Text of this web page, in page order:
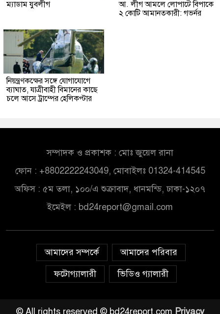
ম্যাডাম যুবলীগ
আ. লীগ আমলে লোপাটে বিপাকে
২ কোটি আমানতকারী: গভর্নর
নিয়ন্ত্রণকক্ষের সঙ্গে যোগাযোগে
ব্যাঘাত, যাত্রীবাহী বিমানের কাছে
চলে আসে ট্রাম্পের হেলিকপ্টার
সম্পাদক ও প্রকাশক : মোঃ জুয়েল রানা
ফোন : +8802222243049, মোবাইলঃ 01324-414545
অফিস : ৫ম তলা, ১০০/এ শুক্রাবাদ, ধানমন্ডি, ঢাকা-১২০৭
ইমেইল : bd24report@gmail.com
আমাদের সম্পর্কে
আমাদের পরিবার
ফটোগ্যালারী
ভিডিও গ্যালারী
© All rights reserved © bd24report.com Privacy